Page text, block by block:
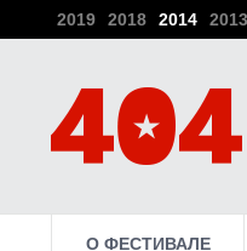
2019 2018 2014 2013
О ФЕСТИВАЛЕ